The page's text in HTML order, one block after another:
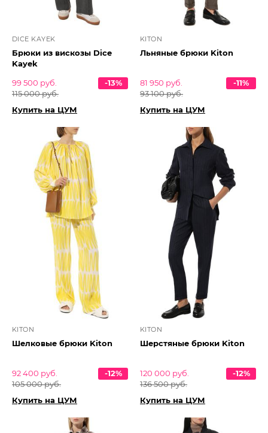
DICE KAYEK
Брюки из вискозы Dice
Kayek
99 500 руб.
115 000 руб.
-13%
Купить на ЦУМ
KITON
Льняные брюки Kiton
81 950 руб.
93 100 руб.
-11%
Купить на ЦУМ
KITON
Шелковые брюки Kiton
92 400 руб.
105 000 руб.
-12%
Купить на ЦУМ
KITON
Шерстяные брюки Kiton
120 000 руб.
136 500 руб.
-12%
Купить на ЦУМ